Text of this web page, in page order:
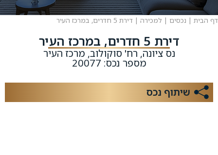
דף הבית | נכסים | למכירה | דירת 5 חדרים, במרכז העיר
דירת 5 חדרים, במרכז העיר
נס ציונה, רח' סוקולוב, מרכז העיר
מספר נכס: 20077
שיתוף נכס